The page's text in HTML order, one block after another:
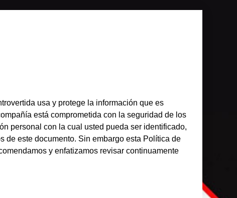
usa y protege la información que es
está comprometida con la seguridad de los
personal con la cual usted pueda ser identificado,
de este documento. Sin embargo esta Política de
y enfatizamos revisar continuamente